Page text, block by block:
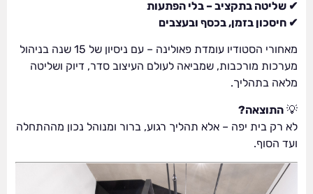
✔ שליטה בתקציב – בלי הפתעות
✔ חיסכון בזמן, בכסף ובעצבים
מאחורי הסטודיו עומדת פאולינה – עם ניסיון של 15 שנה בניהול
מערכות מורכבות, שמביאה לעולם העיצוב סדר, דיוק ושליטה
מלאה בתהליך.
💡 התוצאה?
לא רק בית יפה – אלא תהליך רגוע, ברור ומנוהל נכון מההתחלה
ועד הסוף.